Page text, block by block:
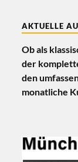
AKTUELLE
Ob als
der
den
monatliche